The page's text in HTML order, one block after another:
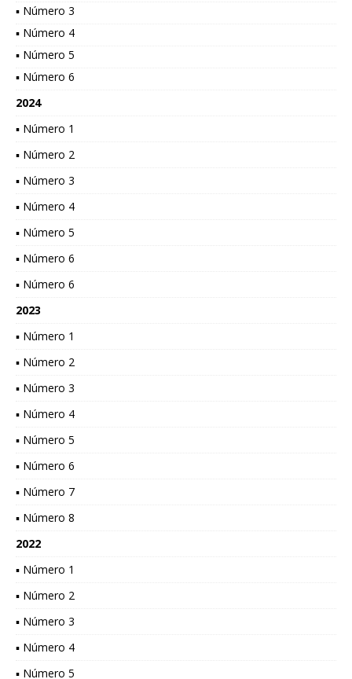
▪ Número 3
▪ Número 4
▪ Número 5
▪ Número 6
2024
▪ Número 1
▪ Número 2
▪ Número 3
▪ Número 4
▪ Número 5
▪ Número 6
▪ Número 6
2023
▪ Número 1
▪ Número 2
▪ Número 3
▪ Número 4
▪ Número 5
▪ Número 6
▪ Número 7
▪ Número 8
2022
▪ Número 1
▪ Número 2
▪ Número 3
▪ Número 4
▪ Número 5